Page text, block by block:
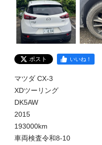
ポスト いいね！
マツダ CX-3
XDツーリング
DK5AW
2015
193000km
車両検査令和8-10